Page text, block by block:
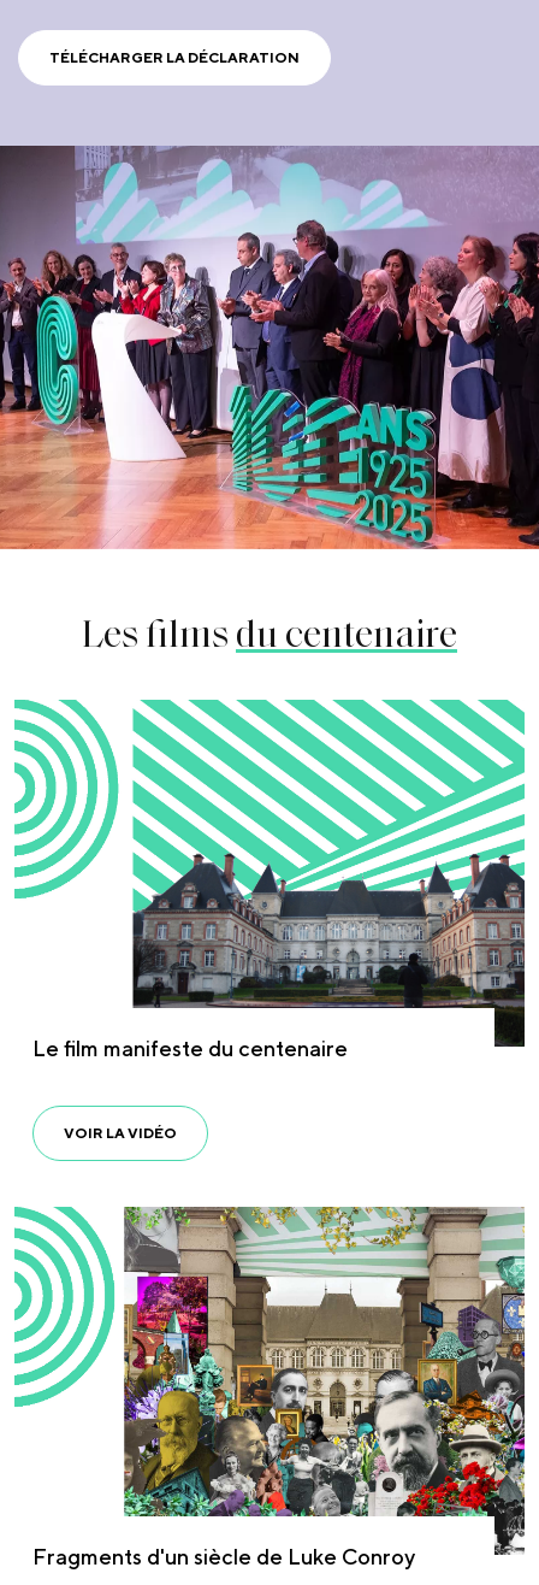
TÉLÉCHARGER LA DÉCLARATION
Les filmsdu centenaire
Le film manifeste du centenaire
VOIR LA VIDÉO
Fragments d'un siècle de Luke Conroy